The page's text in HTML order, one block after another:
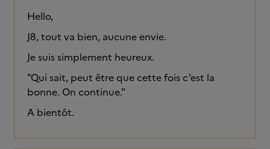
Hello,
J8, tout va bien, aucune envie.
Je suis simplement heureux.
"Qui sait, peut être que cette fois c’est la
bonne. On continue."
A bientôt.